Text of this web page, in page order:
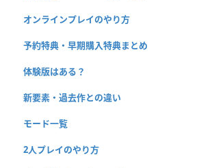
オンラインプレイのやり方
予約特典・早期購入特典まとめ
体験版はある？
新要素・過去作との違い
モード一覧
2人プレイのやり方